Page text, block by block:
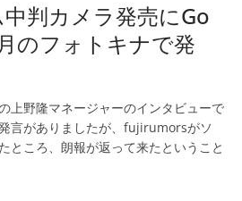
判カメラ発売にGo
のフォトキナで発
上野隆マネージャーのインタビューで
言がありましたが、fujirumorsがソ
ところ、朗報が返って来たということ